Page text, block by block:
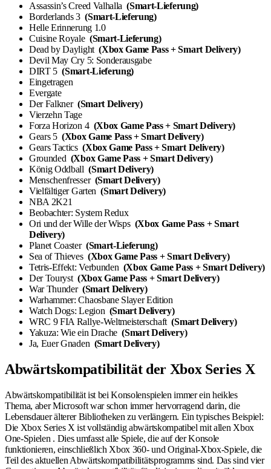
Assassin’s Creed Valhalla(Smart-Lieferung)
Borderlands 3(Smart-Lieferung)
Helle Erinnerung 1.0
Cuisine Royale (Smart-Lieferung)
Dead by Daylight(Xbox Game Pass + Smart Delivery)
Devil May Cry 5: Sonderausgabe
DIRT 5(Smart-Lieferung)
Eingetragen
Evergate
Der Falkner (Smart Delivery)
Vierzehn Tage
Forza Horizon 4 (Xbox Game Pass + Smart Delivery)
Gears 5(Xbox Game Pass + Smart Delivery)
Gears Tactics(Xbox Game Pass + Smart Delivery)
Grounded (Xbox Game Pass + Smart Delivery)
König Oddball(Smart Delivery)
Menschenfresser (Smart Delivery)
Vielfältiger Garten(Smart Delivery)
NBA 2K21
Beobachter: System Redux
Ori und der Wille der Wisps (Xbox Game Pass + Smart
Delivery)
Planet Coaster (Smart-Lieferung)
Sea of ​​Thieves (Xbox Game Pass + Smart Delivery)
Tetris-Effekt: Verbunden (Xbox Game Pass + Smart Delivery)
Der Touryst (Xbox Game Pass + Smart Delivery)
War Thunder (Smart Delivery)
Warhammer: Chaosbane Slayer Edition
Watch Dogs: Legion (Smart Delivery)
WRC 9 FIA Rallye-Weltmeisterschaft(Smart Delivery)
Yakuza: Wie ein Drache(Smart Delivery)
Ja, Euer Gnaden (Smart Delivery)
Abwärtskompatibilität der Xbox Series X
Abwärtskompatibilität ist bei Konsolenspielen immer ein heikles
Thema, aber Microsoft war schon immer hervorragend darin, die
Lebensdauer älterer Bibliotheken zu verlängern. Ein typisches Beispiel:
Die Xbox Series X ist vollständig abwärtskompatibel mit allen Xbox
One-Spielen . Dies umfasst alle Spiele, die auf der Konsole
funktionieren, einschließlich Xbox 360- und Original-Xbox-Spiele, die
Teil des aktuellen Abwärtskompatibilitätsprogramms sind. Das sind vier